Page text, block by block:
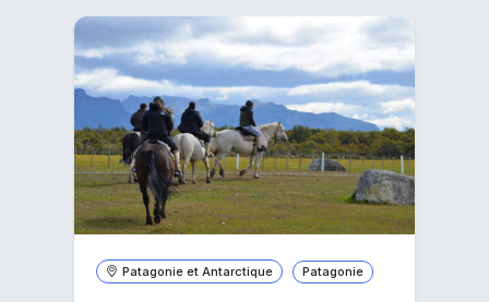
Patagonie et Antarctique Patagonie